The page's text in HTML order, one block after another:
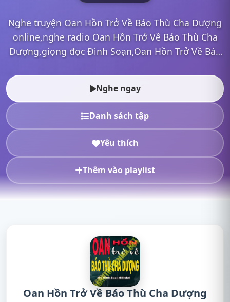
Nghe truyện Oan Hồn Trở Về Báo Thù Cha Dượng
online,nghe radio Oan Hồn Trở Về Báo Thù Cha
Dượng,giọng đọc Đình Soạn,Oan Hồn Trở Về Báo
Nghe ngay
Danh sách tập
Yêu thích
Thêm vào playlist
Oan Hồn Trở Về Báo Thù Cha Dượng